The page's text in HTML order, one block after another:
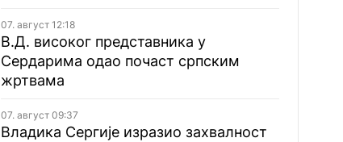
07. август 12:18
В.Д. високог представника у
Сердарима одао почаст српским
жртвама
07. август 09:37
Владика Сергије изразио захвалност